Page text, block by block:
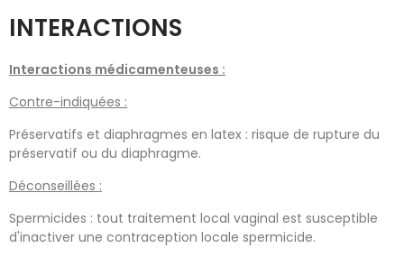
INTERACTIONS
Interactions médicamenteuses :
Contre-indiquées :
Préservatifs et diaphragmes en latex : risque de rupture du
préservatif ou du diaphragme.
Déconseillées :
Spermicides : tout traitement local vaginal est susceptible
d'inactiver une contraception locale spermicide.